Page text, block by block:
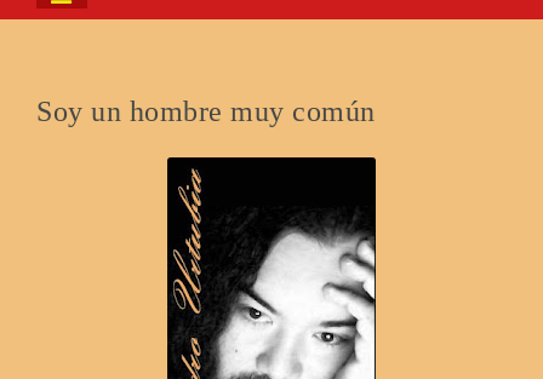
Soy un hombre muy común